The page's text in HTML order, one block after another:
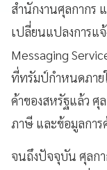
สำนักงานศุลกากร
เปลี่ยนแปลงการแ
Messaging
ที่ทรัมป์กำหนดภาย
ค้าของสหรัฐแล้ว ศุ
ภาษี และข้อมูลการ
จนถึงปัจจุบัน ศุลกา